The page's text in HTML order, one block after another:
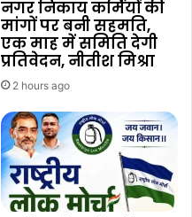
नगर निकाय कर्मियों की
मांगों पर बनी सहमति,
एक माह में समिति देगी
प्रतिवेदन, नीतीश मिश्रा
2 hours ago